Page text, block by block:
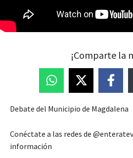
¡Comparte la
Debate del Municipio de Magdalena
Conéctate a las redes de
información